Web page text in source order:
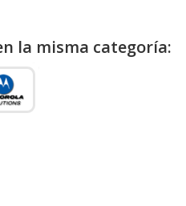
la misma categoría: